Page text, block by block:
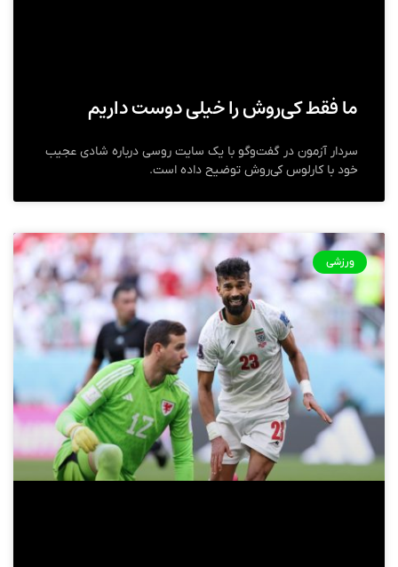
ما فقط کی‌روش را خیلی دوست داریم
سردار آزمون در گفت‌وگو با یک سایت روسی درباره شادی عجیب
خود با کارلوس کی‌روش توضیح داده است.
ورزشی